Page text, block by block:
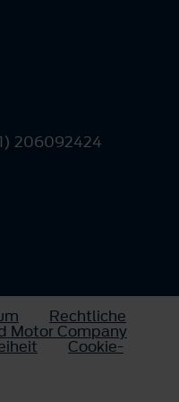
206092424
Rechtliche
Motor Company
Cookie-